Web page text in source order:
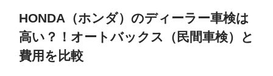
HONDA（ホンダ）のディーラー車検は
高い？！オートバックス（民間車検）と
費用を比較